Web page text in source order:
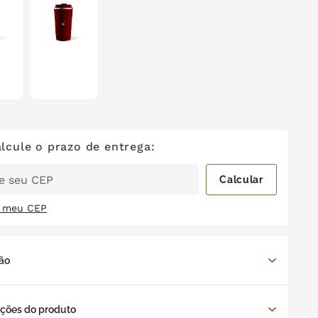
CEP
de vidro com cristais são uma opção ecológica,
do produto